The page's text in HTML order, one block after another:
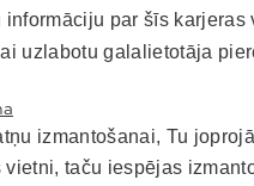
par šīs karjeras
uzlabotu galalietotāja
izmantošanai, Tu
vietni, taču iespējas